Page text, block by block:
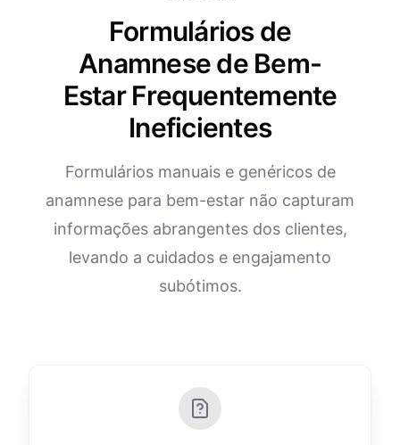
Formulários de
Anamnese de Bem-
Estar Frequentemente
Ineficientes
Formulários manuais e genéricos de
anamnese para bem-estar não capturam
informações abrangentes dos clientes,
levando a cuidados e engajamento
subótimos.